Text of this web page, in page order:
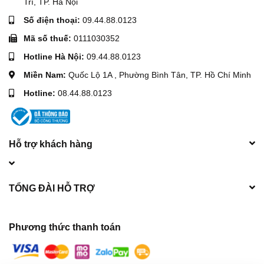
Số điện thoại: 09.44.88.0123
Mã số thuế: 0111030352
Hotline Hà Nội: 09.44.88.0123
Miền Nam: Quốc Lộ 1A , Phường Bình Tân, TP. Hồ Chí Minh
Hotline: 08.44.88.0123
Hỗ trợ khách hàng
TỔNG ĐÀI HỖ TRỢ
Phương thức thanh toán